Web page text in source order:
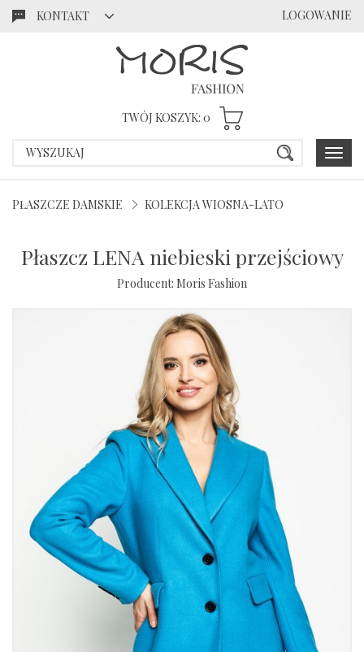
KONTAKT LOGOWANIE
TWÓJ KOSZYK: 0
Pokaż
menu
PŁASZCZE DAMSKIE KOLEKCJA WIOSNA-LATO
Płaszcz LENA niebieski przejściowy
Producent: Moris Fashion